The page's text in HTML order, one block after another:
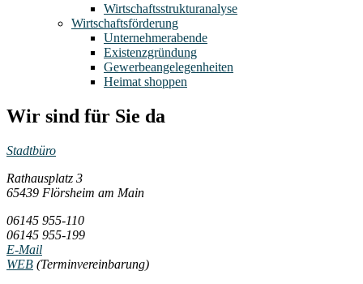
Wirtschaftsstrukturanalyse
Wirtschaftsförderung
Unternehmerabende
Existenzgründung
Gewerbeangelegenheiten
Heimat shoppen
Wir sind für Sie da
Stadtbüro
Rathausplatz 3
65439 Flörsheim am Main
06145 955-110
06145 955-199
E-Mail
WEB (Terminvereinbarung)